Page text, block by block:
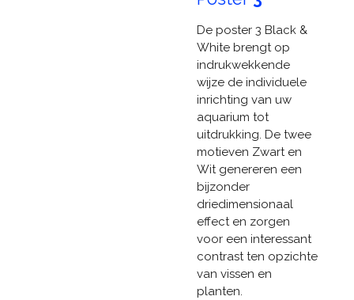
De poster 3 Black &
White brengt op
indrukwekkende
wijze de individuele
inrichting van uw
aquarium tot
uitdrukking. De twee
motieven Zwart en
Wit genereren een
bijzonder
driedimensionaal
effect en zorgen
voor een interessant
contrast ten opzichte
van vissen en
planten.